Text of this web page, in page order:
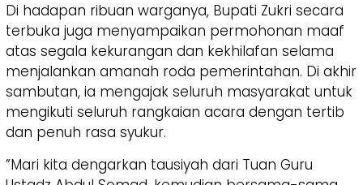
​Di hadapan ribuan warganya, Bupati Zukri secara
terbuka juga menyampaikan permohonan maaf
atas segala kekurangan dan kekhilafan selama
menjalankan amanah roda pemerintahan. Di akhir
sambutan, ia mengajak seluruh masyarakat untuk
mengikuti seluruh rangkaian acara dengan tertib
dan penuh rasa syukur.
​”Mari kita dengarkan tausiyah dari Tuan Guru